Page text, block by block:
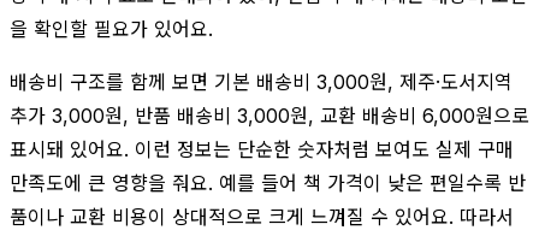
을 확인할 필요가 있어요.
배송비 구조를 함께 보면 기본 배송비 3,000원, 제주·도서지역
추가 3,000원, 반품 배송비 3,000원, 교환 배송비 6,000원으로
표시돼 있어요. 이런 정보는 단순한 숫자처럼 보여도 실제 구매
만족도에 큰 영향을 줘요. 예를 들어 책 가격이 낮은 편일수록 반
품이나 교환 비용이 상대적으로 크게 느껴질 수 있어요. 따라서